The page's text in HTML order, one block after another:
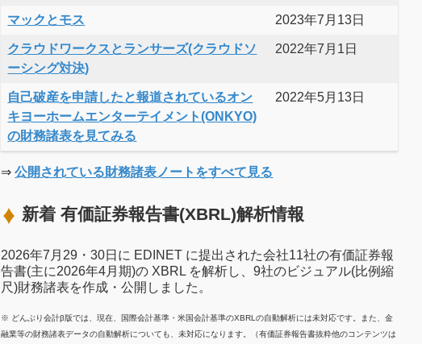
マックとモス 2023年7月13日
クラウドワークスとランサーズ(クラウドソ
ーシング対決)
2022年7月1日
自己破産を申請したと報道されているオン
キヨーホームエンターテイメント(ONKYO)
の財務諸表を見てみる
2022年5月13日
⇒公開されている財務諸表ノートをすべて見る
新着 有価証券報告書(XBRL)解析情報
2026年7月29・30日に EDINET に提出された会社11社の有価証券報
告書(主に2026年4月期)の XBRL を解析し、9社のビジュアル(比例縮
尺)財務諸表を作成・公開しました。
※ どんぶり会計β版では、現在、国際会計基準・米国会計基準のXBRLの自動解析には未対応です。また、金
融業等の財務諸表データの自動解析についても、未対応になります。（有価証券報告書抜粋他のコンテンツは